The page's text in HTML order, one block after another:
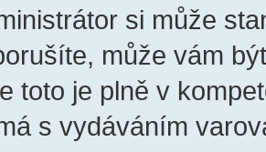
si může
může vám
toto je plně v
s vydáváním